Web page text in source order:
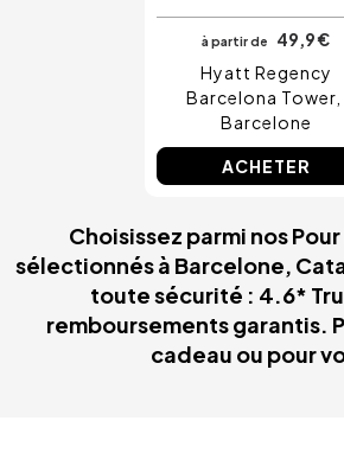
à partir de
49,9 €
Hyatt Regency
Barcelona Tower
Barcelone
ACHETER
Choisissez parmi nos
sélectionnés à Barcelone,
toute sécurité : 4.6*
remboursements garantis.
cadeau ou pour